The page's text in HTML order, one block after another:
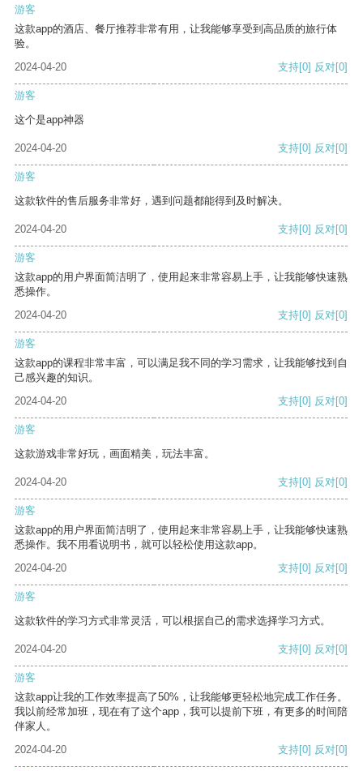
游客
这款app的酒店、餐厅推荐非常有用，让我能够享受到高品质的旅行体
验。
2024-04-20
支持[0] 反对[0]
游客
这个是app神器
2024-04-20 支持[0] 反对[0]
游客
这款软件的售后服务非常好，遇到问题都能得到及时解决。
2024-04-20 支持[0] 反对[0]
游客
这款app的用户界面简洁明了，使用起来非常容易上手，让我能够快速熟
悉操作。
2024-04-20
支持[0] 反对[0]
游客
这款app的课程非常丰富，可以满足我不同的学习需求，让我能够找到自
己感兴趣的知识。
2024-04-20
支持[0] 反对[0]
游客
这款游戏非常好玩，画面精美，玩法丰富。
2024-04-20 支持[0] 反对[0]
游客
这款app的用户界面简洁明了，使用起来非常容易上手，让我能够快速熟
悉操作。我不用看说明书，就可以轻松使用这款app。
2024-04-20
支持[0] 反对[0]
游客
这款软件的学习方式非常灵活，可以根据自己的需求选择学习方式。
2024-04-20 支持[0] 反对[0]
游客
这款app让我的工作效率提高了50%，让我能够更轻松地完成工作任务。
我以前经常加班，现在有了这个app，我可以提前下班，有更多的时间陪
伴家人。
2024-04-20
支持[0] 反对[0]